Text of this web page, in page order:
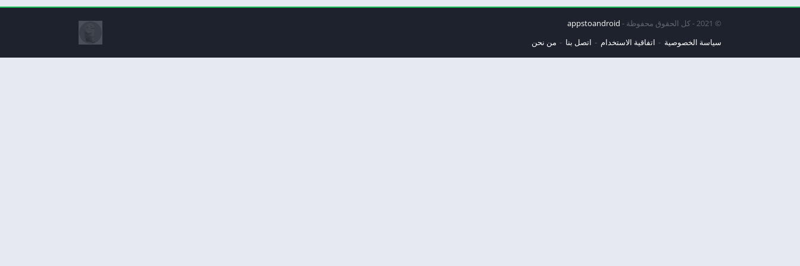
© 2021 - كل الحقوق محفوظة -
appstoandroid
سياسة الخصوصية
اتفاقية الاستخدام اتصل بنا من نحن